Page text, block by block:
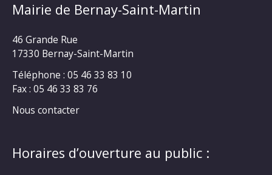
Mairie de Bernay-Saint-Martin
46 Grande Rue
17330 Bernay-Saint-Martin
Téléphone : 05 46 33 83 10
Fax : 05 46 33 83 76
Nous contacter
Horaires d’ouverture au public :